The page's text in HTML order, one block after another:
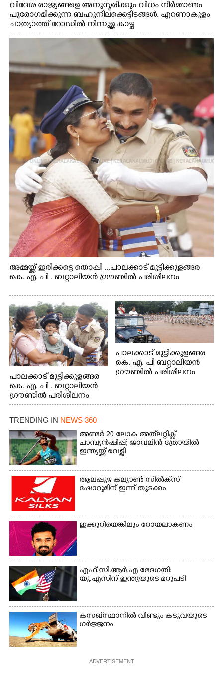
വിദേശ രാജ്യങ്ങളെ അനുസ്മരിക്കും വിധം നിർമ്മാണം
പുരോഗമിക്കുന്ന ബഹുനിലക്കെട്ടിടങ്ങൾ. എറണാകുളം
ചാത്യാത്ത് റോഡിൽ നിന്നുള്ള കാഴ്ച
അമ്മയ്ക്ക് ഇരിക്കട്ടെ തൊപ്പി ...പാലക്കാട് മുട്ടിക്കുളങ്ങര
കെ. എ. പി . ബറ്റാലിയൻ ഗ്രൗണ്ടിൽ പരിശീലനം
പാലക്കാട് മുട്ടിക്കുളങ്ങര
കെ. എ. പി . ബറ്റാലിയൻ
ഗ്രൗണ്ടിൽ പരിശീലനം
പാലക്കാട് മുട്ടിക്കുളങ്ങര
കെ. എ. പി ബറ്റാലിയൻ
ഗ്രൗണ്ടിൽ പരിശീലനം
TRENDING IN NEWS 360
അണ്ടർ 20 ലോക അത്‌ലറ്റിക്സ്
ചാമ്പ്യൻഷിപ്പ്; ജാവലിൻ ത്രോയിൽ
ഇന്ത്യയ്ക്ക് വെള്ളി
ആലപ്പുഴ കല്യാൺ സിൽക്‌സ്
ഷോറൂമിന് ഇന്ന് തുടക്കം
ഇക്കുറിയെങ്കിലും റോയലാകണം
എഫ്.സി.ആർ.എ ഭേദഗതി:
യു.എസിന് ഇന്ത്യയുടെ മറുപടി
കസഖ്‌സ്ഥാനിൽ വീണ്ടും കടുവയുടെ
ഗർജ്ജനം
ADVERTISEMENT